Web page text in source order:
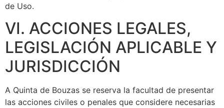
de Uso.
VI. ACCIONES LEGALES,
LEGISLACIÓN APLICABLE Y
JURISDICCIÓN
A Quinta de Bouzas se reserva la facultad de presentar
las acciones civiles o penales que considere necesarias